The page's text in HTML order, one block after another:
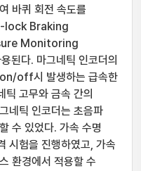
바퀴 회전 속도를
lock Braking
Monitoring
된다. 마그네틱 인코더의
off시 발생하는 급속한
틱 고무와 금속 간의
네틱 인코더는 초음파
수 있었다. 가속 수명
시험을 진행하였고, 가속
환경에서 적용할 수